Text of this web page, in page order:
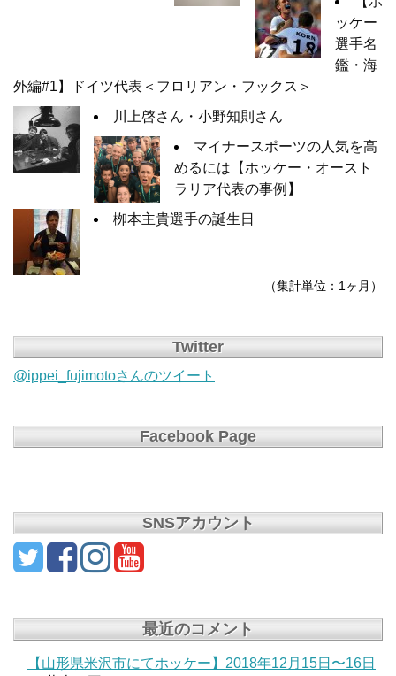
ッケー
選手名
鑑・海
外編#1】ドイツ代表＜フロリアン・フックス＞
川上啓さん・小野知則さん
マイナースポーツの人気を高
めるには【ホッケー・オースト
ラリア代表の事例】
栁本主貴選手の誕生日
（集計単位：1ヶ月）
Twitter
@ippei_fujimotoさんのツイート
Facebook Page
SNSアカウント
最近のコメント
【山形県米沢市にてホッケー】2018年12月15日〜16日